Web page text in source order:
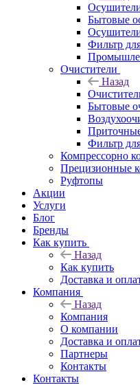
Бытовые
Фильтр
Очистители
Назад
Бытовые
Фильтр
Компрессорно
Прецизионные
Руфтопы
Акции
Услуги
Блог
Бренды
Как купить
Назад
Как купить
Доставка и
Компания
Назад
Компания
О компании
Доставка и
Партнеры
Контакты
Контакты